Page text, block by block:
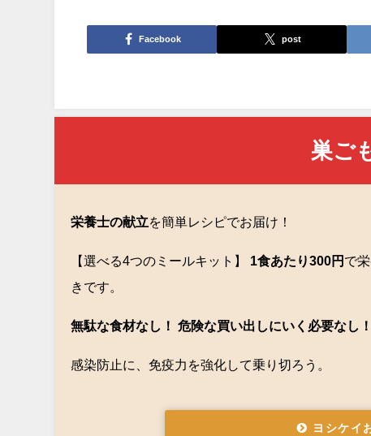
Facebook post
巣ご
栄養士の献立を簡単レシピでお届け！
【選べる4つのミールキット】 1食あたり300円 で
きです。
無駄な食材なし！ 危険な買い出しにいく必要なし！
感染防止に、免疫力を強化して乗り切ろう。
ヨシケイ